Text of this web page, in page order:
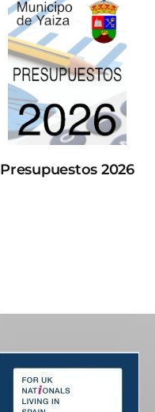
Presupuestos 2026